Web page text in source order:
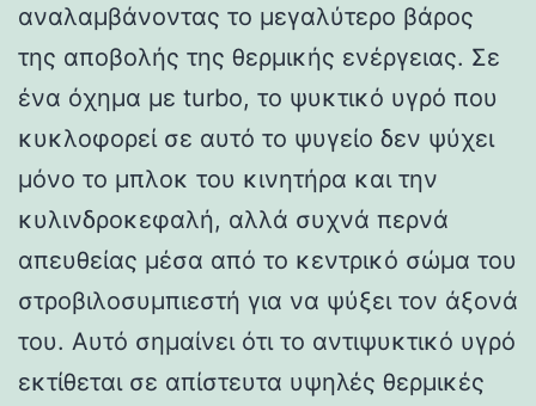
αναλαμβάνοντας το μεγαλύτερο βάρος
της αποβολής της θερμικής ενέργειας. Σε
ένα όχημα με turbo, το ψυκτικό υγρό που
κυκλοφορεί σε αυτό το ψυγείο δεν ψύχει
μόνο το μπλοκ του κινητήρα και την
κυλινδροκεφαλή, αλλά συχνά περνά
απευθείας μέσα από το κεντρικό σώμα του
στροβιλοσυμπιεστή για να ψύξει τον άξονά
του. Αυτό σημαίνει ότι το αντιψυκτικό υγρό
εκτίθεται σε απίστευτα υψηλές θερμικές